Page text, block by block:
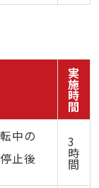
実
施
時
間
中の
止後
3
時
間